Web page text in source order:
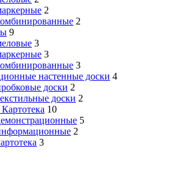
2
2
9
3
3
3
настенные доски 4
доски 2
доски 2
10
5
2
3